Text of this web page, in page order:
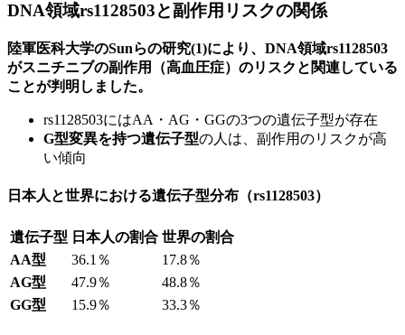
DNA領域rs1128503と副作用リスクの関係
陸軍医科大学のSunらの研究(1)により、DNA領域rs1128503
がスニチニブの副作用（高血圧症）のリスクと関連している
ことが判明しました。
rs1128503にはAA・AG・GGの3つの遺伝子型が存在
G型変異を持つ遺伝子型の人は、副作用のリスクが高
い傾向
日本人と世界における遺伝子型分布（rs1128503）
遺伝子型 日本人の割合 世界の割合
AA型
36.1％
17.8％
AG型
47.9％
48.8％
GG型
15.9％ 33.3％